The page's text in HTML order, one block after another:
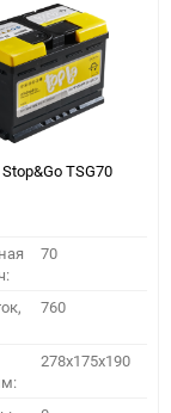
TSG70
70
760
278x175x190